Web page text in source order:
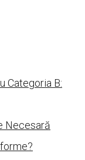
Categoria B:
Necesară